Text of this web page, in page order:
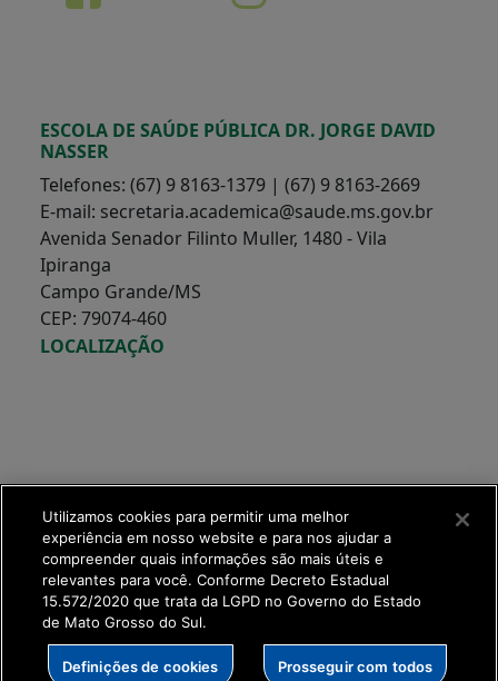
ESCOLA DE SAÚDE PÚBLICA DR. JORGE DAVID
NASSER
Telefones: (67) 9 8163-1379 | (67) 9 8163-2669
E-mail: secretaria.academica@saude.ms.gov.br
Avenida Senador Filinto Muller, 1480 - Vila
Ipiranga
Campo Grande/MS
CEP: 79074-460
LOCALIZAÇÃO
SETDIG | Secretaria-
Utilizamos cookies para permitir uma melhor
experiência em nosso website e para nos ajudar a
compreender quais informações são mais úteis e
relevantes para você. Conforme Decreto Estadual
15.572/2020 que trata da LGPD no Governo do Estado
de Mato Grosso do Sul.
Definições de cookies Prosseguir com todos